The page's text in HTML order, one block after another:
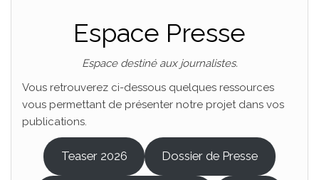
Espace Presse
Espace destiné aux journalistes.
Vous retrouverez ci-dessous quelques ressources
vous permettant de présenter notre projet dans vos
publications.
Teaser 2026 Dossier de Presse